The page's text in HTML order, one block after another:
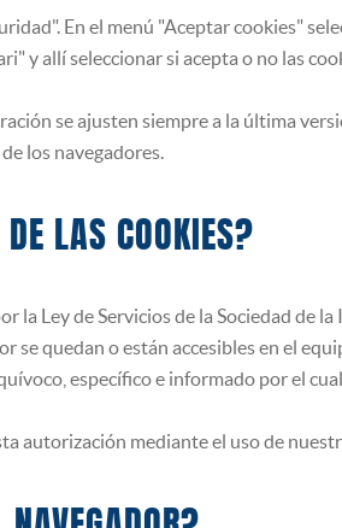
En el menú "Aceptar cookies"
y allí seleccionar si acepta o no las
se ajusten siempre a la última
los navegadores.
LAS COOKIES?
la Ley de Servicios de la Sociedad de
se quedan o están accesibles en el
específico e informado por el
autorización mediante el uso de